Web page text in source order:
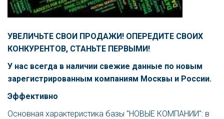
УВЕЛИЧЬТЕ СВОИ ПРОДАЖИ! ОПЕРЕДИТЕ СВОИХ
КОНКУРЕНТОВ, СТАНЬТЕ ПЕРВЫМИ!
У нас всегда в наличии свежие данные по новым
зарегистрированным компаниям Москвы и России.
Эффективно
Основная характеристика базы "НОВЫЕ КОМПАНИИ": в